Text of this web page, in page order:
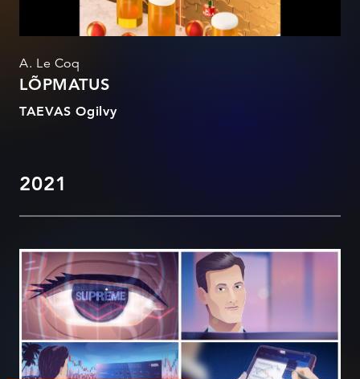
A. Le Coq
LÕPMATUS
TAEVAS Ogilvy
2021
Admiral Markets